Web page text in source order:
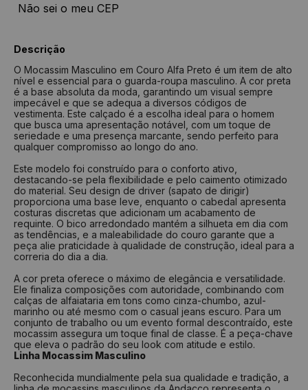
Não sei o meu CEP
Descrição
O Mocassim Masculino em Couro Alfa Preto é um item de alto
nível e essencial para o guarda-roupa masculino. A cor preta
é a base absoluta da moda, garantindo um visual sempre
impecável e que se adequa a diversos códigos de
vestimenta. Este calçado é a escolha ideal para o homem
que busca uma apresentação notável, com um toque de
seriedade e uma presença marcante, sendo perfeito para
qualquer compromisso ao longo do ano.
Este modelo foi construído para o conforto ativo,
destacando-se pela flexibilidade e pelo caimento otimizado
do material. Seu design de driver (sapato de dirigir)
proporciona uma base leve, enquanto o cabedal apresenta
costuras discretas que adicionam um acabamento de
requinte. O bico arredondado mantém a silhueta em dia com
as tendências, e a maleabilidade do couro garante que a
peça alie praticidade à qualidade de construção, ideal para a
correria do dia a dia.
A cor preta oferece o máximo de elegância e versatilidade.
Ele finaliza composições com autoridade, combinando com
calças de alfaiataria em tons como cinza-chumbo, azul-
marinho ou até mesmo com o casual jeans escuro. Para um
conjunto de trabalho ou um evento formal descontraído, este
mocassim assegura um toque final de classe. É a peça-chave
que eleva o padrão do seu look com atitude e estilo.
Linha Mocassim Masculino
Reconhecida mundialmente pela sua qualidade e tradição, a